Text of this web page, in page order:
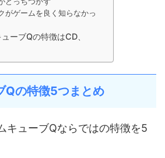
がゲームを良く知らなかっ
ーブQの特徴はCD、
Qの特徴5つまとめ
キューブQならではの特徴を5